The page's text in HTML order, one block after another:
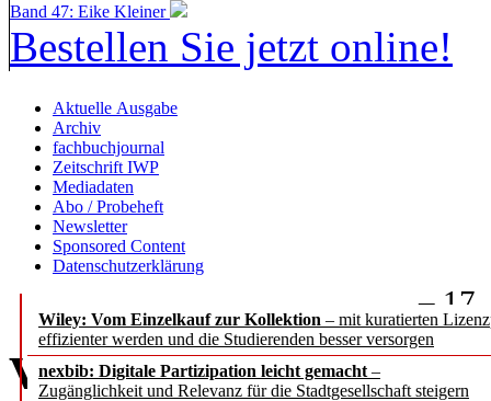
Band 47: Eike Kleiner
Bestellen Sie jetzt online!
Aktuelle Ausgabe
Archiv
fachbuchjournal
Zeitschrift IWP
Mediadaten
Abo / Probeheft
Newsletter
Sponsored Content
Datenschutzerklärung
Wiley: Vom Einzelkauf zur Kollektion – mit kuratierten
effizienter werden und die Studierenden besser versorgen
nexbib: Digitale Partizipation leicht gemacht –
Zugänglichkeit und Relevanz für die Stadtgesellschaft steigern
–
Vor dem Erfolg